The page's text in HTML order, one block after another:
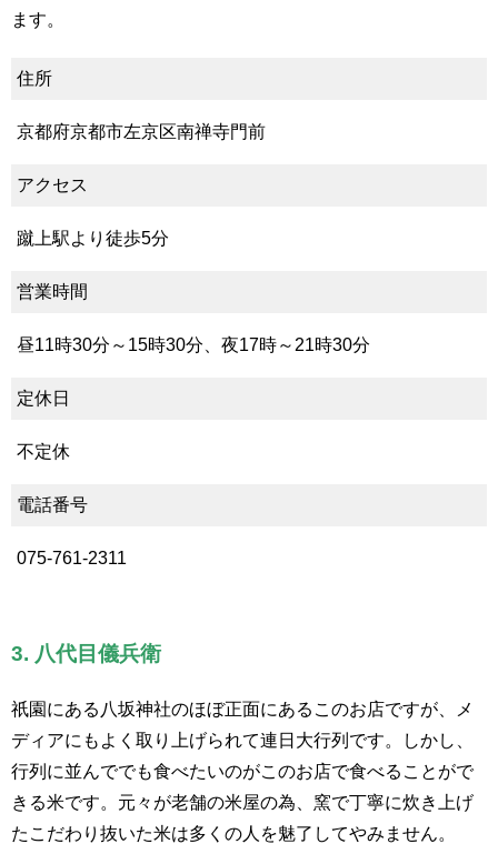
ます。
住所
京都府京都市左京区南禅寺門前
アクセス
蹴上駅より徒歩5分
営業時間
昼11時30分～15時30分、夜17時～21時30分
定休日
不定休
電話番号
075-761-2311
3. 八代目儀兵衛
祇園にある八坂神社のほぼ正面にあるこのお店ですが、メ
ディアにもよく取り上げられて連日大行列です。しかし、
行列に並んででも食べたいのがこのお店で食べることがで
きる米です。元々が老舗の米屋の為、窯で丁寧に炊き上げ
たこだわり抜いた米は多くの人を魅了してやみません。